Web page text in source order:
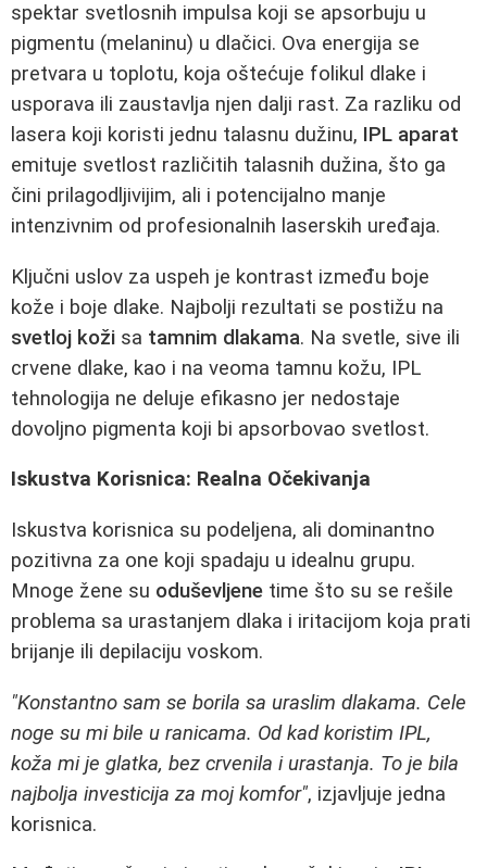
spektar svetlosnih impulsa koji se apsorbuju u
pigmentu (melaninu) u dlačici. Ova energija se
pretvara u toplotu, koja oštećuje folikul dlake i
usporava ili zaustavlja njen dalji rast. Za razliku od
lasera koji koristi jednu talasnu dužinu, IPL aparat
emituje svetlost različitih talasnih dužina, što ga
čini prilagodljivijim, ali i potencijalno manje
intenzivnim od profesionalnih laserskih uređaja.
Ključni uslov za uspeh je kontrast između boje
kože i boje dlake. Najbolji rezultati se postižu na
svetloj koži sa tamnim dlakama. Na svetle, sive ili
crvene dlake, kao i na veoma tamnu kožu, IPL
tehnologija ne deluje efikasno jer nedostaje
dovoljno pigmenta koji bi apsorbovao svetlost.
Iskustva Korisnica: Realna Očekivanja
Iskustva korisnica su podeljena, ali dominantno
pozitivna za one koji spadaju u idealnu grupu.
Mnoge žene su oduševljene time što su se rešile
problema sa urastanjem dlaka i iritacijom koja prati
brijanje ili depilaciju voskom.
"Konstantno sam se borila sa uraslim dlakama. Cele
noge su mi bile u ranicama. Od kad koristim IPL,
koža mi je glatka, bez crvenila i urastanja. To je bila
najbolja investicija za moj komfor", izjavljuje jedna
korisnica.